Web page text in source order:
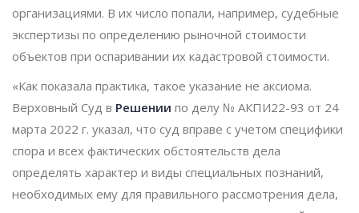
организациями. В их число попали, например, судебные
экспертизы по определению рыночной стоимости
объектов при оспаривании их кадастровой стоимости.
«Как показала практика, такое указание не аксиома.
Верховный Суд в Решении по делу № АКПИ22-93 от 24
марта 2022 г. указал, что суд вправе с учетом специфики
спора и всех фактических обстоятельств дела
определять характер и виды специальных познаний,
необходимых ему для правильного рассмотрения дела,